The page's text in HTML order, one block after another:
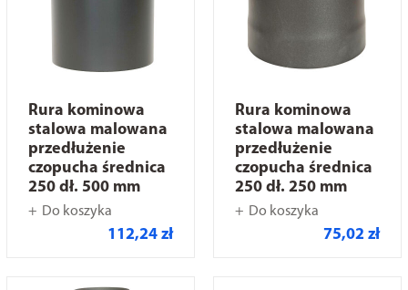
Rura kominowa
stalowa malowana
przedłużenie
czopucha średnica
250 dł. 500 mm
Do koszyka
112,24 zł
Rura kominowa
stalowa malowana
przedłużenie
czopucha średnica
250 dł. 250 mm
Do koszyka
75,02 zł